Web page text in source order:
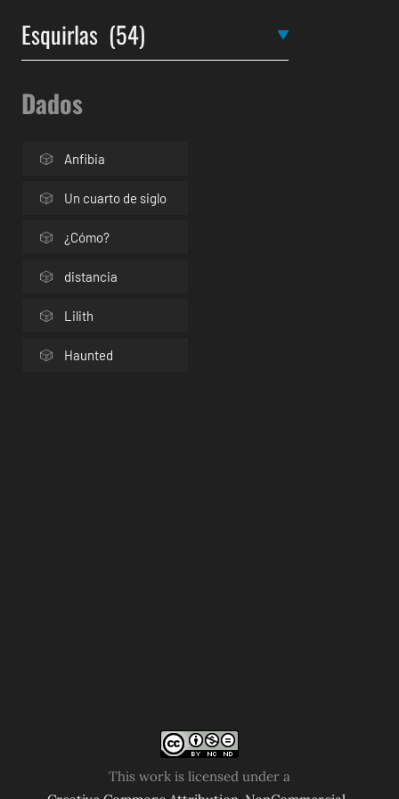
Dados
Anfibia
Un cuarto de siglo
¿Cómo?
distancia
Lilith
Haunted
This work is licensed under a